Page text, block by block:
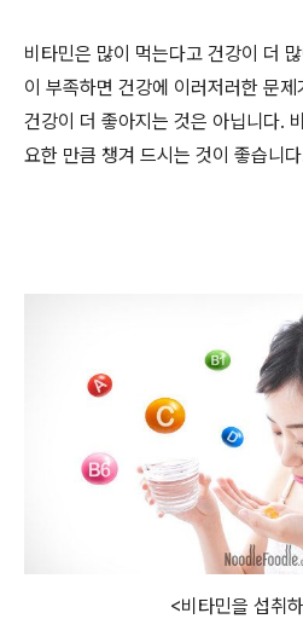
비타민은 많이 먹는다고 건강이 더
이 부족하면 건강에 이러저러한 문
건강이 더 좋아지는 것은 아닙니다.
요한 만큼 챙겨 드시는 것이 좋습니
<비타민을 섭취